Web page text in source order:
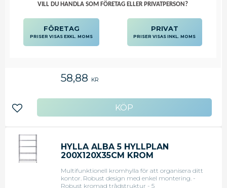
A4 1-FACK
Broschyrställ EXACOMPTA 1/3 A4 1-fack
58,88 KR
Lägg till i favoriter
HYLLA ALBA 5 HYLLPLAN
200X120X35CM KROM
Multifunktionell kromhylla för att organisera ditt
kontor. Robust design med enkel montering. -
Robust kromad trådstruktur - 5
VILL DU HANDLA SOM FÖRETAG ELLER PRIVATPERSON?
FÖRETAG
PRISER VISAS EXKL. MOMS
PRIVAT
PRISER VISAS INKL. MOMS